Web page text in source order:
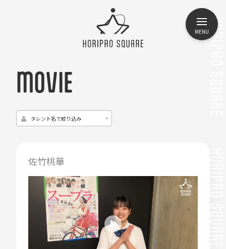
MENU
MOVIE
佐竹桃華